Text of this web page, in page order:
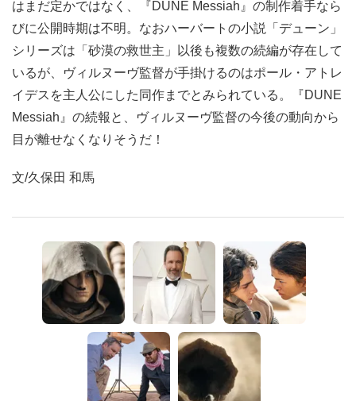
はまだ定かではなく、『DUNE Messiah』の制作着手なら
びに公開時期は不明。なおハーバートの小説「デューン」
シリーズは「砂漠の救世主」以後も複数の続編が存在して
いるが、ヴィルヌーヴ監督が手掛けるのはポール・アトレ
イデスを主人公にした同作までとみられている。『DUNE
Messiah』の続報と、ヴィルヌーヴ監督の今後の動向から
目が離せなくなりそうだ！
文/久保田 和馬